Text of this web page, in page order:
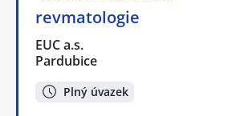
revmatologie
EUC a.s.
Pardubice
Plný úvazek